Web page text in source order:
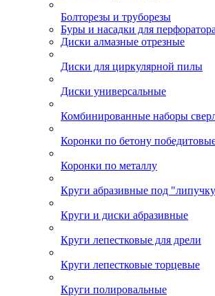
Болторезы и труборезы
Буры и насадки для перфоратора
Диски алмазные отрезные
Диски для циркулярной пилы
Диски универсальные
Комбинированные наборы
Коронки по бетону
Коронки по металлу
Круги абразивные под
Круги и диски абразивные
Круги лепестковые для дрели
Круги лепестковые торцевые
Круги полировальные